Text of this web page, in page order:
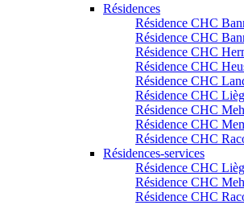
Résidences
Résidence CHC
Résidence CHC
Résidence CHC
Résidence CHC
Résidence CHC
Résidence CHC
Résidence CHC
Résidence CHC
Résidence CHC
Résidences-services
Résidence CHC
Résidence CHC
Résidence CHC